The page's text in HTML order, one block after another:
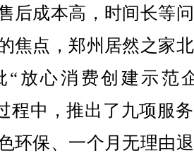
成本高，时间长等
焦点，郑州居然之家
“放心消费创建示范
程中，推出了九项服
环保、一个月无理由